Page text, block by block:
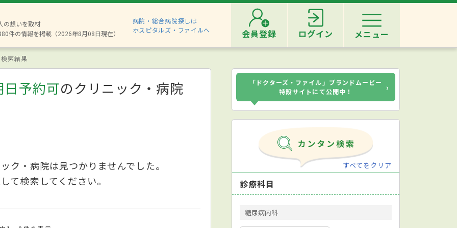
の想いを取材
件の情報を掲載（2026年8月08日現在）
病院・総合病院探しは
ホスピタルズ・ファイルへ
会員登録 ログイン メニュー
索結果
予約可のクリニック・病院
ク・病院は見つかりませんでした。
て検索してください。
「ドクターズ・ファイル」ブランドムービー
特設サイトにて公開中！
›
すべてをクリア
診療科目
糖尿病内科